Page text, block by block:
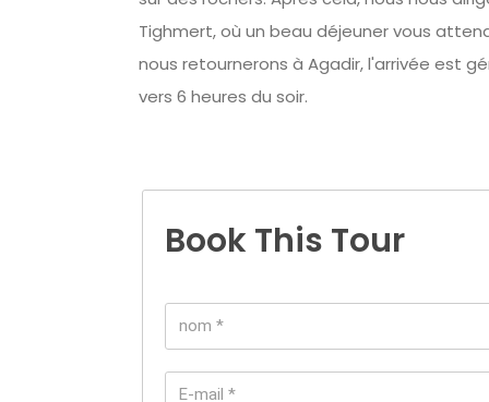
Tighmert, où un beau déjeuner vous
nous retournerons à Agadir, l'arrivée est
vers 6 heures du soir.
Book This Tour